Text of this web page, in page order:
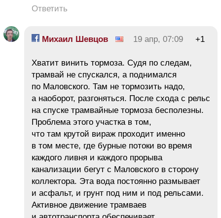
Ответить
Михаил Шевцов 19 апр, 07:09 +1
Хватит винить тормоза. Судя по следам,
трамвай не спускался, а поднимался
по Маловского. Там не тормозить надо,
а наоборот, разгоняться. После схода с рельс
на спуске трамвайные тормоза бесполезны.
Проблема этого участка в том,
что там крутой вираж проходит именно
в том месте, где бурные потоки во время
каждого ливня и каждого прорыва
канализации бегут с Маловского в сторону
коллектора. Эта вода постоянно размывает
и асфальт, и грунт под ним и под рельсами.
Активное движение трамваев